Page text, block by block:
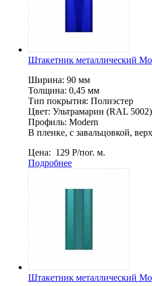
Штакетник металлический
Ширина: 90 мм
Толщина: 0,45 мм
Тип покрытия: Полиэстер
Цвет: Ультрамарин (RAL 5002)
Профиль: Мodern
В пленке, c завальцовкой,
Цена: 129 Р/пог. м.
Подробнее
Штакетник металлический